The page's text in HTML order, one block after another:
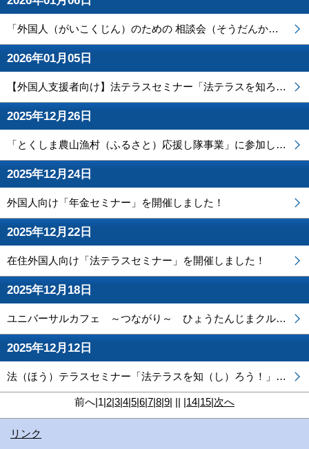
「外国人（がいこくじん）のための 相談会（そうだんかい）」を 開催（かいさい）します
2026年01月05日
【外国人支援者向け】法テラスセミナー「法テラスを知ろう」を開催します
2025年12月26日
「とくしま農山漁村（ふるさと）応援し隊事業」に参加しました！
2025年12月24日
外国人向け「年金セミナー」を開催しました！
2025年12月22日
在住外国人向け「法テラスセミナー」を開催しました！
2025年12月18日
ユニバーサルカフェ ～つながり～ ひょうたんじまクルーズ
2025年12月12日
法（ほう）テラスセミナー「法テラスを知（し）ろう！」を 開催（かいさい）します
前へ|1|2|3|4|5|6|7|8|9| || |14|15|次へ
リンク